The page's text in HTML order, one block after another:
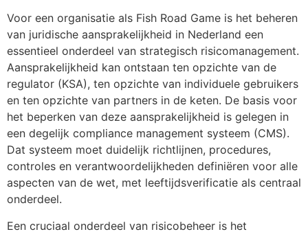
Voor een organisatie als Fish Road Game is het beheren
van juridische aansprakelijkheid in Nederland een
essentieel onderdeel van strategisch risicomanagement.
Aansprakelijkheid kan ontstaan ten opzichte van de
regulator (KSA), ten opzichte van individuele gebruikers
en ten opzichte van partners in de keten. De basis voor
het beperken van deze aansprakelijkheid is gelegen in
een degelijk compliance management systeem (CMS).
Dat systeem moet duidelijk richtlijnen, procedures,
controles en verantwoordelijkheden definiëren voor alle
aspecten van de wet, met leeftijdsverificatie als centraal
onderdeel.
Een cruciaal onderdeel van risicobeheer is het